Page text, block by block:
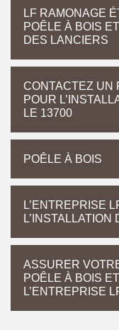
LF RAMONAGE
POÊLE À BOIS
DES LANCIERS
CONTACTEZ UN
POUR
LE 13700
POÊLE À BOIS
L’ENTREPRISE
ASSURER
POÊLE À BOIS
L’ENTREPRISE